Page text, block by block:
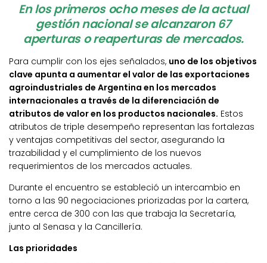
En los primeros ocho meses de la actual
gestión nacional se alcanzaron 67
aperturas o reaperturas de mercados.
Para cumplir con los ejes señalados, uno de los objetivos
clave apunta a aumentar el valor de las exportaciones
agroindustriales de Argentina en los mercados
internacionales a través de la diferenciación de
atributos de valor en los productos nacionales. Estos
atributos de triple desempeño representan las fortalezas
y ventajas competitivas del sector, asegurando la
trazabilidad y el cumplimiento de los nuevos
requerimientos de los mercados actuales.
Durante el encuentro se estableció un intercambio en
torno a las 90 negociaciones priorizadas por la cartera,
entre cerca de 300 con las que trabaja la Secretaría,
junto al Senasa y la Cancillería.
Las prioridades